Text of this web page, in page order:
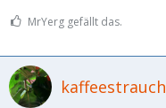
MrYerg gefällt das.
kaffeestrauch